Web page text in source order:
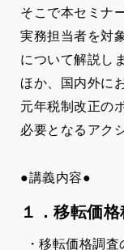
そこで本セミナ
実務担当者を対
について解説し
ほか、国内外に
元年税制改正の
必要となるアク
●講義内容●
１．移転価
・移転価格調査